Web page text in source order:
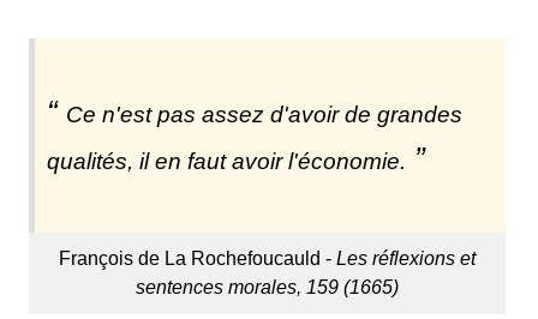
Ce n'est pas assez d'avoir de grandes
qualités, il en faut avoir l'économie.
François de La Rochefoucauld - Les réflexions et
sentences morales, 159 (1665)